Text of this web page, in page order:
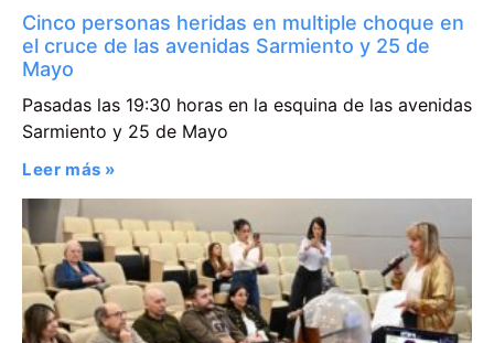
Cinco personas heridas en multiple choque en
el cruce de las avenidas Sarmiento y 25 de
Mayo
Pasadas las 19:30 horas en la esquina de las avenidas
Sarmiento y 25 de Mayo
Leer más »